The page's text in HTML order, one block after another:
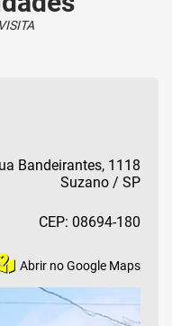
Bandeirantes, 1118
Suzano / SP
CEP: 08694-180
Abrir no Google Maps